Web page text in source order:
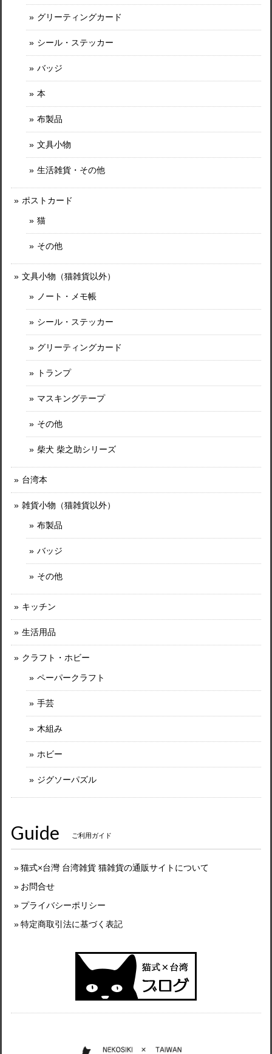
グリーティングカード
シール・ステッカー
バッジ
本
布製品
文具小物
生活雑貨・その他
ポストカード
猫
その他
文具小物（猫雑貨以外）
ノート・メモ帳
シール・ステッカー
グリーティングカード
トランプ
マスキングテープ
その他
柴犬 柴之助シリーズ
台湾本
雑貨小物（猫雑貨以外）
布製品
バッジ
その他
キッチン
生活用品
クラフト・ホビー
ペーパークラフト
手芸
木組み
ホビー
ジグソーパズル
Guide ご利用ガイド
猫式×台灣 台湾雑貨 猫雑貨の通販サイトについて
お問合せ
プライバシーポリシー
特定商取引法に基づく表記